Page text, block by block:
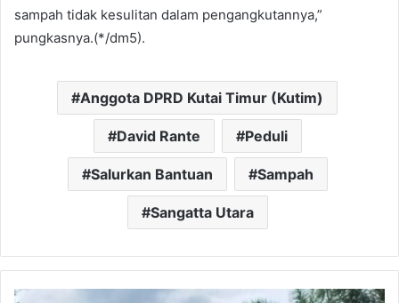
sampah tidak kesulitan dalam pengangkutannya,”
pungkasnya.(*/dm5).
Anggota DPRD Kutai Timur (Kutim)
David Rante Peduli
Salurkan Bantuan Sampah
Sangatta Utara